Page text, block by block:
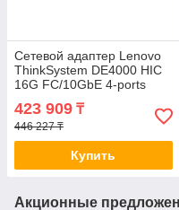
Сетевой адаптер Lenovo
ThinkSystem DE4000 HIC
16G FC/10GbE 4-ports
4C57A14366 2-023902-
TOP
423 909 ₸
446 227 ₸
Купить
Акционные